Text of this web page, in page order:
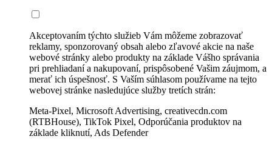
Akceptovaním týchto služieb Vám môžeme zobrazovať
reklamy, sponzorovaný obsah alebo zľavové akcie na naše
webové stránky alebo produkty na základe Vášho správania
pri prehliadaní a nakupovaní, prispôsobené Vašim záujmom, a
merať ich úspešnosť. S Vaším súhlasom používame na tejto
webovej stránke nasledujúce služby tretích strán:
Meta-Pixel, Microsoft Advertising, creativecdn.com
(RTBHouse), TikTok Pixel, Odporúčania produktov na
základe kliknutí, Ads Defender